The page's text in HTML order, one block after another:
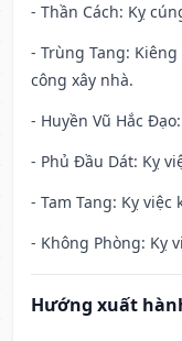
- Thần Cách: Kỵ
- Trùng Tang:
công xây nhà.
- Huyền Vũ Hắc
- Phủ Đầu Dát: Kỵ
- Tam Tang: Kỵ
- Không Phòng: Kỵ
Hướng xuất